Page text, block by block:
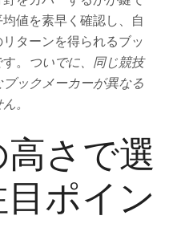
値を素早く確認し、自
ターンを得られるブッ
。 ついでに、同じ競技
ックメーカーが異なる
。
さで選
ポイン